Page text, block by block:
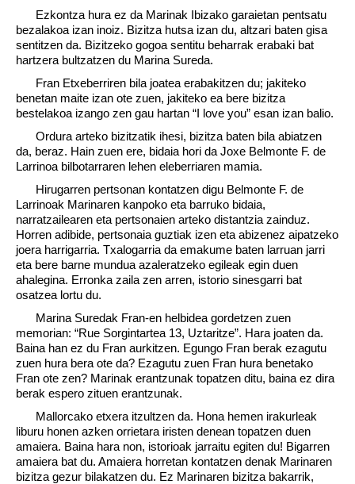
Ezkontza hura ez da Marinak Ibizako garaietan pentsatu
bezalakoa izan inoiz. Bizitza hutsa izan du, altzari baten gisa
sentitzen da. Bizitzeko gogoa sentitu beharrak erabaki bat
hartzera bultzatzen du Marina Sureda.
Fran Etxeberriren bila joatea erabakitzen du; jakiteko
benetan maite izan ote zuen, jakiteko ea bere bizitza
bestelakoa izango zen gau hartan “I love you” esan izan balio.
Ordura arteko bizitzatik ihesi, bizitza baten bila abiatzen
da, beraz. Hain zuen ere, bidaia hori da Joxe Belmonte F. de
Larrinoa bilbotarraren lehen eleberriaren mamia.
Hirugarren pertsonan kontatzen digu Belmonte F. de
Larrinoak Marinaren kanpoko eta barruko bidaia,
narratzailearen eta pertsonaien arteko distantzia zainduz.
Horren adibide, pertsonaia guztiak izen eta abizenez aipatzeko
joera harrigarria. Txalogarria da emakume baten larruan jarri
eta bere barne mundua azaleratzeko egileak egin duen
ahalegina. Erronka zaila zen arren, istorio sinesgarri bat
osatzea lortu du.
Marina Suredak Fran-en helbidea gordetzen zuen
memorian: “Rue Sorgintartea 13, Uztaritze”. Hara joaten da.
Baina han ez du Fran aurkitzen. Egungo Fran berak ezagutu
zuen hura bera ote da? Ezagutu zuen Fran hura benetako
Fran ote zen? Marinak erantzunak topatzen ditu, baina ez dira
berak espero zituen erantzunak.
Mallorcako etxera itzultzen da. Hona hemen irakurleak
liburu honen azken orrietara iristen denean topatzen duen
amaiera. Baina hara non, istorioak jarraitu egiten du! Bigarren
amaiera bat du. Amaiera horretan kontatzen denak Marinaren
bizitza gezur bilakatzen du. Ez Marinaren bizitza bakarrik,